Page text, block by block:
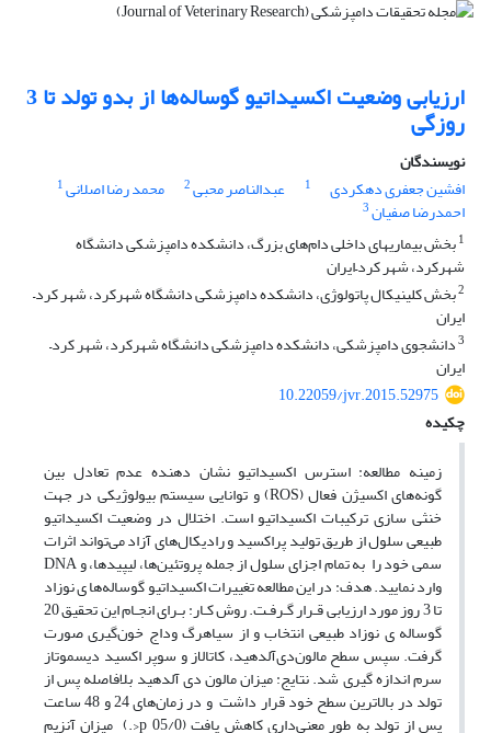
ارزیابی وضعیت اکسیداتیو گوساله‌ها از بدو تولد تا 3
روزگی
نویسندگان
افشین جعفری دهکردی
1 عبدالناصر محبی2 محمد رضا اصلانی1
احمدرضا صفیان3
1بخش بیماریهای داخلی دام‌های بزرگ، دانشکده دامپزشکی دانشگاه
شهرکرد، شهر کرد–ایران
2بخش کلینیکال پاتولوژی، دانشکده دامپزشکی دانشگاه شهرکرد، شهر کرد–
ایران
3دانشجوی دامپزشکی، دانشکده دامپزشکی دانشگاه شهرکرد، شهر کرد–
ایران
10.22059/jvr.2015.52975
چکیده
زمینه مطالعه: ‌استرس اکسیداتیو نشان دهنده عدم تعادل بین
گونه‌های اکسیژن فعال ‌(ROS)‌ و توانایی سیستم بیولوژیکی در جهت
خنثی سازی ترکیبات اکسیداتیو است. اختلال در وضعیت اکسیداتیو
طبیعی سلول از طریق تولید پراکسید و رادیکال‌های آزاد می‌تواند اثرات
وارد نمایید. هدف: در این مطالعه تغییرات اکسیداتیو گوساله‌ها ی نوزاد
تا 3 روز مورد ارزیابی قـرار گـرفـت. روش کـار: بـرای انجـام این تحقیق 20
گوساله ی نوزاد طبیعی انتخاب و از سیاهرگ وداج خون‌گیری صورت
گرفت. سپس سطح مالو‌ن‌دی‌آلدهید، کاتالاز و سوپر اکسید دیسموتاز
سرم اندازه گیری شد.‌ ‌نتایج: میزان مالون دی آلدهید بلافاصله پس از
تولد در بالاترین سطح خود قرار داشت و در زمان‌های 24 و 48 ساعت
پس از تولد به طور معنی‌داری کاهش یافت (05/0‌ p<‌.) میزان آنزیم